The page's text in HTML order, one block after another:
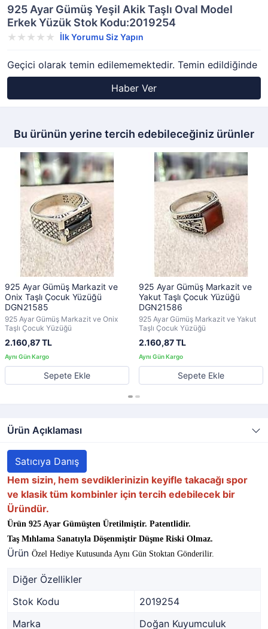
925 Ayar Gümüş Yeşil Akik Taşlı Oval Model
Erkek Yüzük Stok Kodu:2019254
İlk Yorumu Siz Yapın
Geçici olarak temin edilememektedir. Temin edildiğinde
Haber Ver
Bu ürünün yerine tercih edebileceğiniz ürünler
925 Ayar Gümüş Markazit ve
Onix Taşlı Çocuk Yüzüğü
DGN21585
925 Ayar Gümüş Markazit ve Onix
Taşlı Çocuk Yüzüğü
2.160,87 TL
Sepete Ekle
925 Ayar Gümüş Markazit ve
Yakut Taşlı Çocuk Yüzüğü
DGN21586
925 Ayar Gümüş Markazit ve Yakut
Taşlı Çocuk Yüzüğü
2.160,87 TL
Sepete Ekle
Ürün Açıklaması
Satıcıya Danış
Hem sizin, hem sevdiklerinizin keyifle takacağı spor
ve klasik tüm kombinler için tercih edebilecek bir
Üründür.
Ürün 925 Ayar Gümüşten Üretilmiştir. Patentlidir.
Taş Mıhlama Sanatıyla Döşenmiştir Düşme Riski Olmaz.
Ürün Özel Hediye Kutusunda Aynı Gün Stoktan Gönderilir.
Diğer Özellikler
Stok Kodu
2019254
Marka
Doğan Kuyumculuk